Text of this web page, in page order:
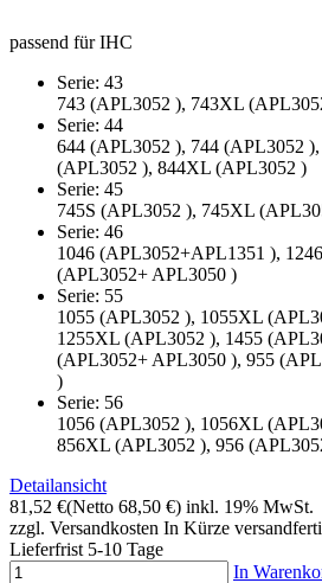
passend für IHC
Serie: 43
743 (APL3052 ), 743XL
Serie: 44
644 (APL3052 ), 744 (APL3052
(APL3052 ), 844XL (APL3052 )
Serie: 45
745S (APL3052 ), 745XL
Serie: 46
1046 (APL3052+APL1351 ),
(APL3052+ APL3050 )
Serie: 55
1055 (APL3052 ), 1055XL
1255XL (APL3052 ), 1455
(APL3052+ APL3050 ), 955
)
Serie: 56
1056 (APL3052 ), 1056XL
856XL (APL3052 ), 956
Detailansicht
81,52 €(Netto 68,50 €) inkl. 19% MwSt.
zzgl. Versandkosten In Kürze
Lieferfrist 5-10 Tage
In